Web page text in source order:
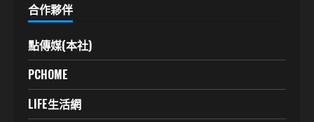
合作夥伴
點傳媒(本社)
PCHOME
LIFE生活網